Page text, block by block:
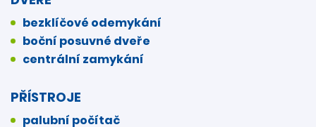
bezklíčové odemykání
boční posuvné dveře
centrální zamykání
PŘÍSTROJE
palubní počítač